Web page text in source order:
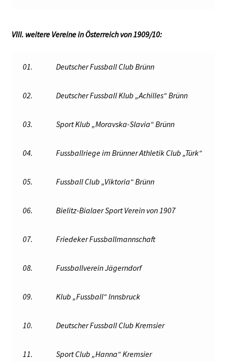
VIII. weitere Vereine in Österreich von 1909/10:
01. Deutscher Fussball Club Brünn
02. Deutscher Fussball Klub „Achilles“ Brünn
03. Sport Klub „Moravska-Slavia“ Brünn
04. Fussballriege im Brünner Athletik Club „Türk“
05. Fussball Club „Viktoria“ Brünn
06. Bielitz-Bialaer Sport Verein von 1907
07. Friedeker Fussballmannschaft
08. Fussballverein Jägerndorf
09. Klub „Fussball“ Innsbruck
10. Deutscher Fussball Club Kremsier
11. Sport Club „Hanna“ Kremsier